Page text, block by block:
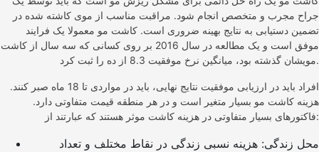
جراح مجرب و متخصص انجام شود. مراقبت مناسب از موی کاشته شده در
تضمین دستیابی به نتایج بهینه ضروری است. کاشت مو معمولا یک فرایند
موفق است و یک مطالعه در سال 2016 بر روی کسانی که سه سال از کاشت
مویشان گذشته بود، میانگین نرخ موفقیت 8.3 از ده را ثبت کرد.
افراد باید در ارزیابی موفقیت نتایج نهایی، باید در مواردی تا 18 ماه صبر کنند.
هزینه کاشت مو بسیار متغیر است و در هر منطقه قیمت متفاوتی دارد.
فاکتورهای بسیار متفاوتی در هزینه کاشت موثر هستند که عبارتند از:
محل زندگی: هزینه نسبی زندگی در نقاط مختلف و تعداد